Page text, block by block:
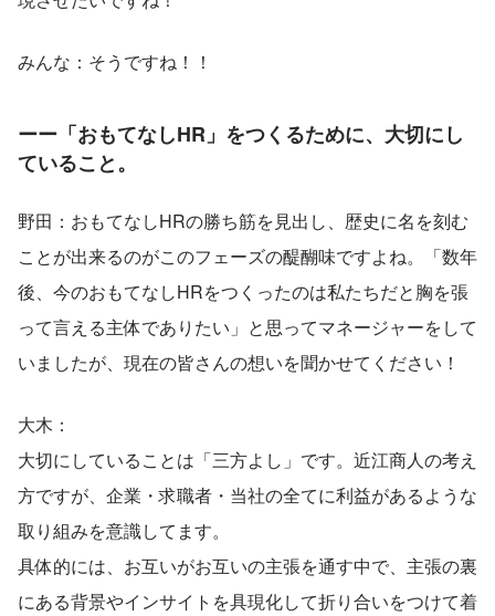
みんな：そうですね！！
ーー「おもてなしHR」をつくるために、大切にし
ていること。
野田：おもてなしHRの勝ち筋を見出し、歴史に名を刻む
ことが出来るのがこのフェーズの醍醐味ですよね。「数年
後、今のおもてなしHRをつくったのは私たちだと胸を張
って言える主体でありたい」と思ってマネージャーをして
いましたが、現在の皆さんの想いを聞かせてください！
大木：
大切にしていることは「三方よし」です。近江商人の考え
方ですが、企業・求職者・当社の全てに利益があるような
取り組みを意識してます。
具体的には、お互いがお互いの主張を通す中で、主張の裏
にある背景やインサイトを具現化して折り合いをつけて着